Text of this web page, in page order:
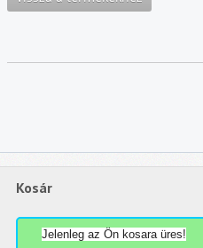
Kosár
Jelenleg az Ön kosara üres!